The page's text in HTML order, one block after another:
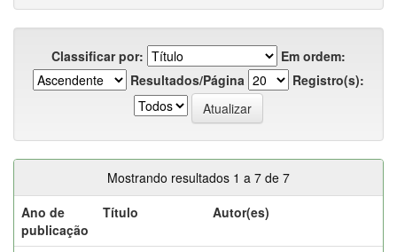
Classificar por:
Em ordem:
Resultados/Página
Registro(s):
Mostrando resultados 1 a 7 de 7
Ano de
publicação
Título Autor(es)